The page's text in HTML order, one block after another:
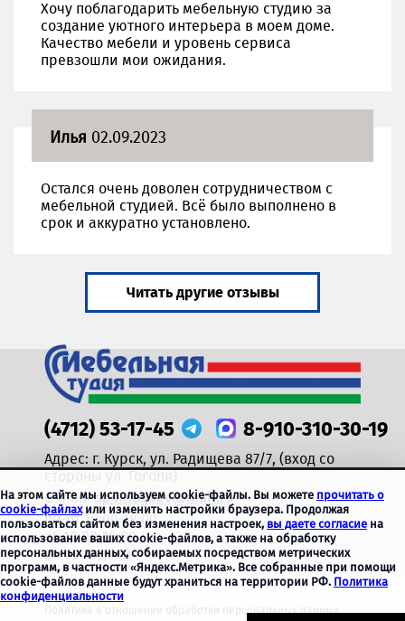
Хочу поблагодарить мебельную студию за
создание уютного интерьера в моем доме.
Качество мебели и уровень сервиса
превзошли мои ожидания.
Илья 02.09.2023
Остался очень доволен сотрудничеством с
мебельной студией. Всё было выполнено в
срок и аккуратно установлено.
Читать другие отзывы
Адрес: г. Курск, ул. Радищева 87/7, (вход со
стороны ул. Гоголя)
(4712) 53-17-45 8-910-310-30-19
E-mail:spomogaev@mail.ru
пн-пт 10:00-18:00
сб 10:00-16:00
вс-выходной
© 2015-2026
Политика в отношении обработки персональных данных
На этом сайте мы используем cookie-файлы. Вы можете прочитать о
cookie-файлахили изменить настройки браузера. Продолжая
пользоваться сайтом без изменения настроек, вы даете согласие на
использование ваших cookie-файлов, а также на обработку
персональных данных, собираемых посредством метрических
программ, в частности «Яндекс.Метрика». Все собранные при помощи
cookie-файлов данные будут храниться на территории РФ. Политика
конфиденциальности